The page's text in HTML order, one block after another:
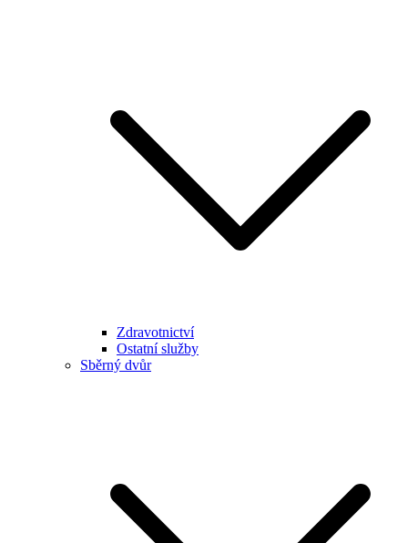
Zdravotnictví
Ostatní služby
Sběrný dvůr